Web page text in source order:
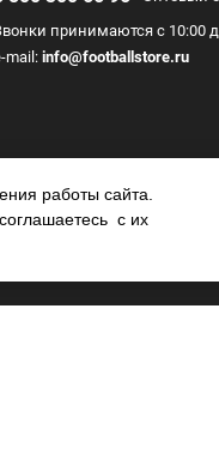
принимаются с 10:00
mail:info@footballstore.ru
работы сайта.
с их